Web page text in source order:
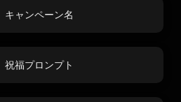
キャンペーン名
祝福プロンプト